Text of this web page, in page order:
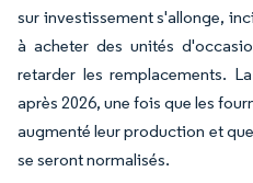
sur investissement s'allonge,
à acheter des unités
retarder les remplacements.
après 2026, une fois que les
augmenté leur production et
se seront normalisés.